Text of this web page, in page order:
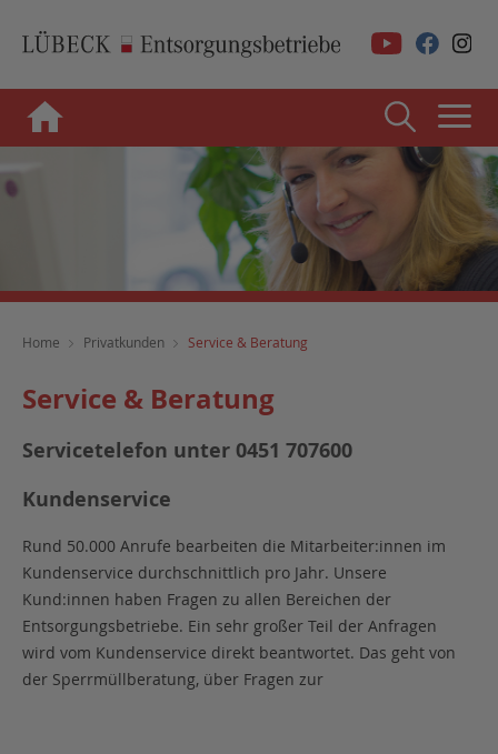
Home Privatkunden Service & Beratung
Service & Beratung
Servicetelefon unter 0451 707600
Kundenservice
Rund 50.000 Anrufe bearbeiten die Mitarbeiter:innen im
Kundenservice durchschnittlich pro Jahr. Unsere
Kund:innen haben Fragen zu allen Bereichen der
Entsorgungsbetriebe. Ein sehr großer Teil der Anfragen
wird vom Kundenservice direkt beantwortet. Das geht von
der Sperrmüllberatung, über Fragen zur